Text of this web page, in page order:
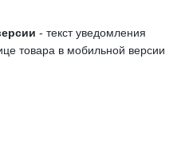
- текст уведомления
товара в мобильной версии